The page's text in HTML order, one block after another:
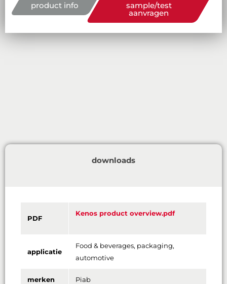
product info sample/test
aanvragen
downloads
PDF
Kenos product overview.pdf
applicatie
Food & beverages, packaging,
automotive
merken Piab